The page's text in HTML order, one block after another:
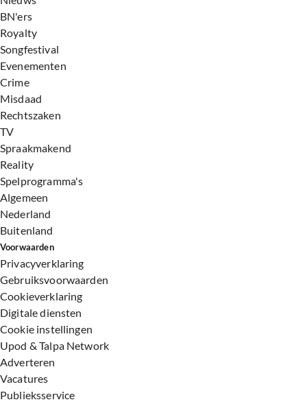
BN'ers
Royalty
Songfestival
Evenementen
Crime
Misdaad
Rechtszaken
TV
Spraakmakend
Reality
Spelprogramma's
Algemeen
Nederland
Buitenland
Voorwaarden
Privacyverklaring
Gebruiksvoorwaarden
Cookieverklaring
Digitale diensten
Cookie instellingen
Upod & Talpa Network
Adverteren
Vacatures
Publieksservice